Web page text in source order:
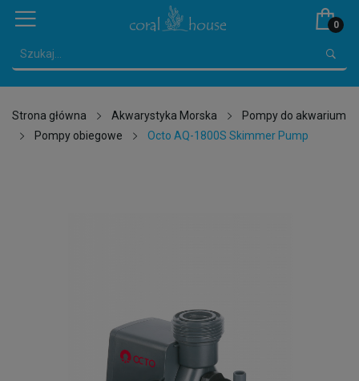
0
Strona główna Akwarystyka Morska
Pompy do akwarium
Pompy obiegowe
Octo AQ-1800S Skimmer Pump